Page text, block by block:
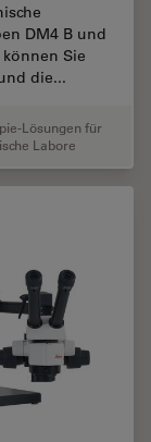
DM4 B und
Sie
die...
Lösungen für
Labore